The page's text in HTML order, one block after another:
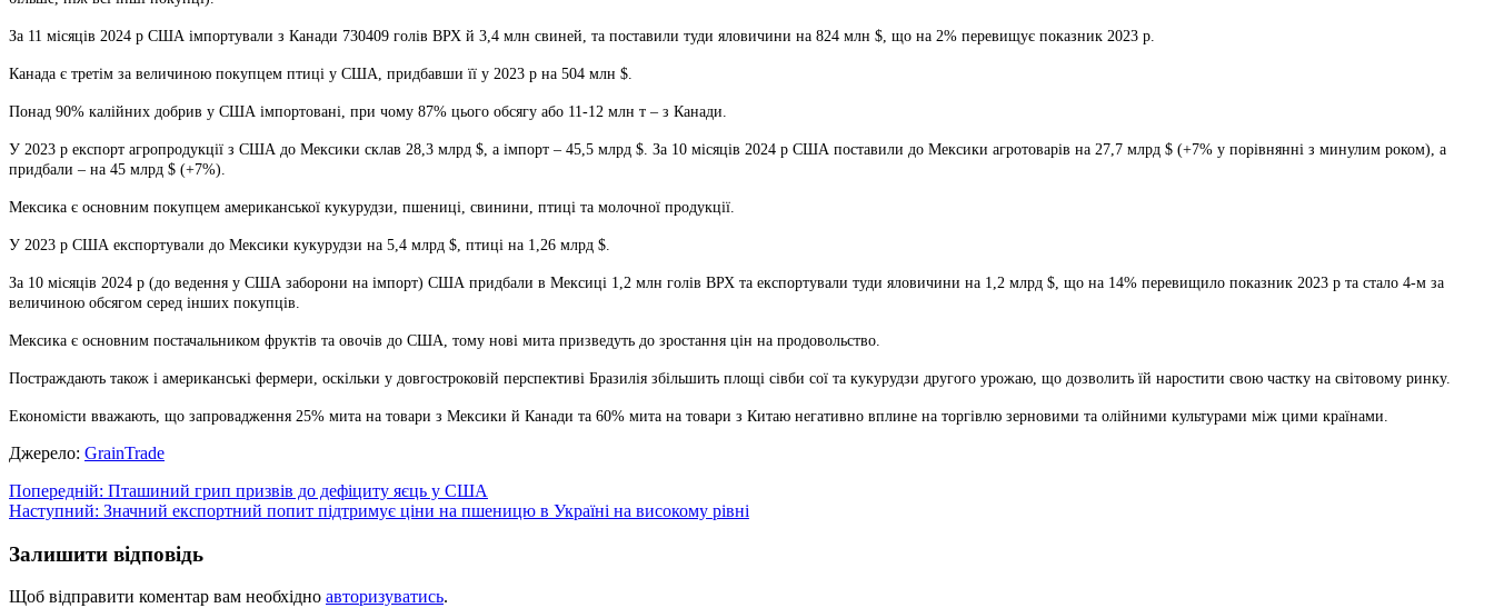
За 11 місяців 2024 р США імпортували з Канади 730409 голів ВРХ й 3,4 млн свиней, та поставили туди яловичини на 824 млн $, що на 2% перевищує показник 2023 р.
Канада є третім за величиною покупцем птиці у США, придбавши її у 2023 р на 504 млн $.
Понад 90% калійних добрив у США імпортовані, при чому 87% цього обсягу або 11-12 млн т – з Канади.
У 2023 р експорт агропродукції з США до Мексики склав 28,3 млрд $, а імпорт – 45,5 млрд $. За 10 місяців 2024 р США поставили до Мексики агротоварів на 27,7 млрд $ (+7% у порівнянні з минулим роком), а
придбали – на 45 млрд $ (+7%).
Мексика є основним покупцем американської кукурудзи, пшениці, свинини, птиці та молочної продукції.
У 2023 р США експортували до Мексики кукурудзи на 5,4 млрд $, птиці на 1,26 млрд $.
За 10 місяців 2024 р (до ведення у США заборони на імпорт) США придбали в Мексиці 1,2 млн голів ВРХ та експортували туди яловичини на 1,2 млрд $, що на 14% перевищило показник 2023 р та стало 4-м за
величиною обсягом серед інших покупців.
Мексика є основним постачальником фруктів та овочів до США, тому нові мита призведуть до зростання цін на продовольство.
Постраждають також і американські фермери, оскільки у довгостроковій перспективі Бразилія збільшить площі сівби сої та кукурудзи другого урожаю, що дозволить їй наростити свою частку на світовому ринку.
Економісти вважають, що запровадження 25% мита на товари з Мексики й Канади та 60% мита на товари з Китаю негативно вплине на торгівлю зерновими та олійними культурами між цими країнами.
Джерело: GrainTrade
Навігація
записів
Попередній: Пташиний грип призвів до дефіциту яєць у США
Наступний: Значний експортний попит підтримує ціни на пшеницю в Україні на високому рівні
Залишити відповідь
Щоб відправити коментар вам необхідно авторизуватись.